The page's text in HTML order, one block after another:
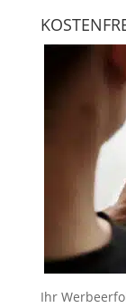
Ihr